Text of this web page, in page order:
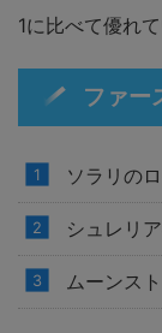
1に比べて優れ
ファー
ソラリの
シュレリ
ムーンス